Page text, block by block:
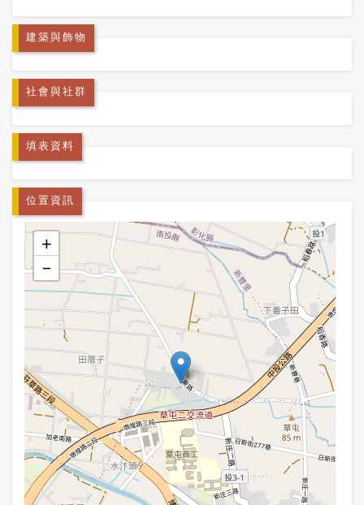
建築與飾物
社會與社群
填表資料
位置資訊
+
−